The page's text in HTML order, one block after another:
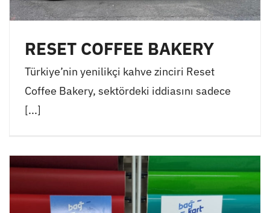
RESET COFFEE BAKERY
Türkiye’nin yenilikçi kahve zinciri Reset
Coffee Bakery, sektördeki iddiasını sadece
[...]